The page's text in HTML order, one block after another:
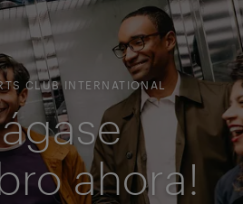
CLUB INTERNATIONAL
ahora!